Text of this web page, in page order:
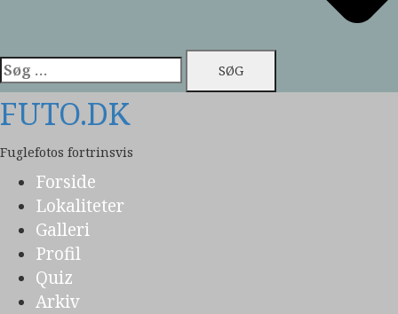
Søg
efter:
FUTO.DK
Fuglefotos fortrinsvis
Forside
Lokaliteter
Galleri
Profil
Quiz
Arkiv